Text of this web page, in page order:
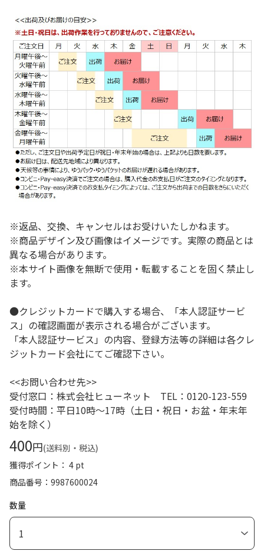
※返品、交換、キャンセルはお受けいたしかねます。
※商品デザイン及び画像はイメージです。実際の商品とは
異なる場合があります。
※本サイト画像を無断で使用・転載することを固く禁止し
ます。
●クレジットカードで購入する場合、「本人認証サービ
ス」の確認画面が表示される場合がございます。
「本人認証サービス」の内容、登録方法等の詳細は各クレ
ジットカード会社にてご確認下さい。
<<お問い合わせ先>>
受付窓口：株式会社ヒューネット TEL：0120-123-559
受付時間：平日10時～17時（土日・祝日・お盆・年末年
始を除く）
400円(送料別・税込)
獲得ポイント： 4 pt
商品番号
9987600024
数量
1